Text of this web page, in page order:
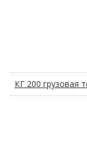
КГ 200 грузовая